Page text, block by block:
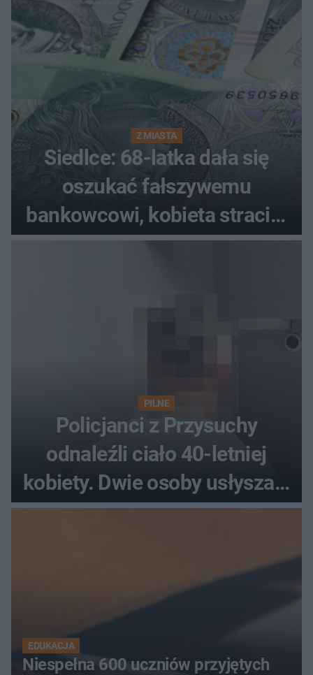
Z MIASTA
Siedlce: 68-latka dała się
oszukać fałszywemu
bankowcowi, kobieta straciła
blisko 40 tys. zł
PILNE
Policjanci z Przysuchy
odnaleźli ciało 40-letniej
kobiety. Dwie osoby usłyszały
zarzut zabójstwa
EDUKACJA
Niespełna 600 uczniów przyjętych